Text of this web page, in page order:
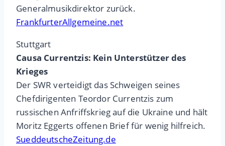
Generalmusikdirektor zurück.
FrankfurterAllgemeine.net
Stuttgart
Causa Currentzis: Kein Unterstützer des
Krieges
Der SWR verteidigt das Schweigen seines
Chefdirigenten Teordor Currentzis zum
russischen Anfriffskrieg auf die Ukraine und hält
Moritz Eggerts offenen Brief für wenig hilfreich.
SueddeutscheZeitung.de